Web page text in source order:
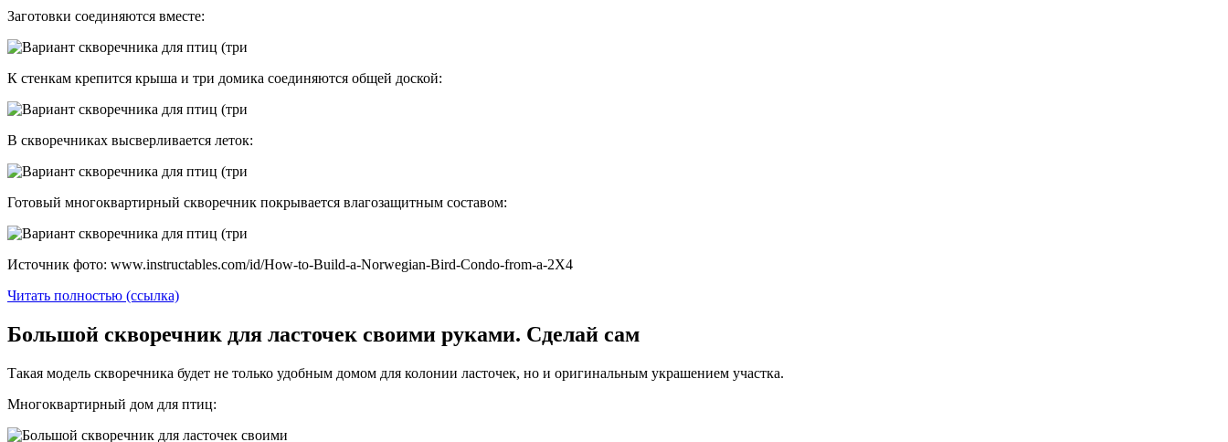
Заготовки соединяются вместе:
К стенкам крепится крыша и три домика соединяются общей доской:
В скворечниках высверливается леток:
Готовый многоквартирный скворечник покрывается влагозащитным составом:
Источник фото: www.instructables.com/id/How-to-Build-a-Norwegian-Bird-Condo-from-a-2X4
Читать полностью (ссылка)
Большой скворечник для ласточек своими руками. Сделай сам
Такая модель скворечника будет не только удобным домом для колонии ласточек, но и оригинальным украшением участка.
Многоквартирный дом для птиц: